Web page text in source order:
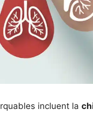
incluent la